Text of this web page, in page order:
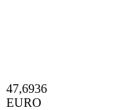
47,6936
EURO